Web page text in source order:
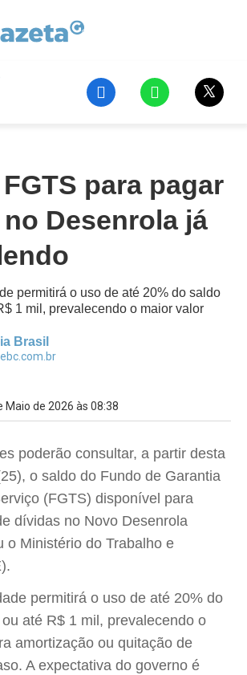
para pagar
Desenrola já
permitirá o uso de até 20% do saldo
1 mil, prevalecendo o maior valor
Brasil
Maio de 2026 às 08:38
poderão consultar, a partir desta
o saldo do Fundo de Garantia
(FGTS) disponível para
dívidas no Novo Desenrola
o Ministério do Trabalho e
permitirá o uso de até 20% do
até R$ 1 mil, prevalecendo o
amortização ou quitação de
A expectativa do governo é